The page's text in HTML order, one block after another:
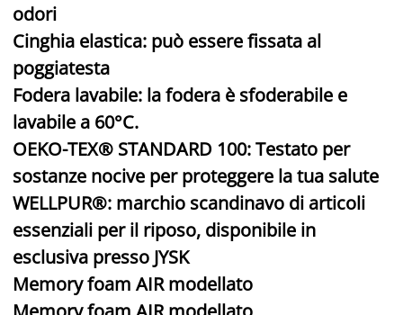
odori
Cinghia elastica: può essere fissata al
poggiatesta
Fodera lavabile: la fodera è sfoderabile e
lavabile a 60°C.
OEKO-TEX® STANDARD 100: Testato per
sostanze nocive per proteggere la tua salute
WELLPUR®: marchio scandinavo di articoli
essenziali per il riposo, disponibile in
esclusiva presso JYSK
Memory foam AIR modellato